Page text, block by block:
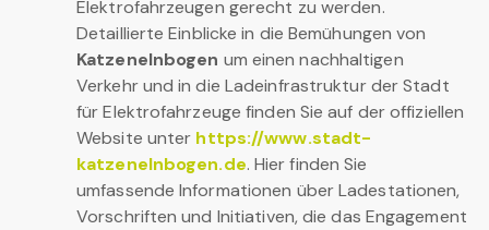
Elektrofahrzeugen gerecht zu werden.
Detaillierte Einblicke in die Bemühungen von
Katzenelnbogen um einen nachhaltigen
Verkehr und in die Ladeinfrastruktur der Stadt
für Elektrofahrzeuge finden Sie auf der offiziellen
Website unter https://www.stadt-
katzenelnbogen.de. Hier finden Sie
umfassende Informationen über Ladestationen,
Vorschriften und Initiativen, die das Engagement